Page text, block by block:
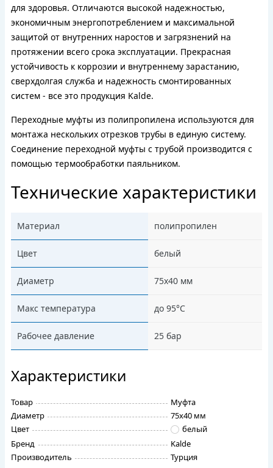
для здоровья. Отличаются высокой надежностью,
экономичным энергопотреблением и максимальной
защитой от внутренних наростов и загрязнений на
протяжении всего срока эксплуатации. Прекрасная
устойчивость к коррозии и внутреннему зарастанию,
сверхдолгая служба и надежность смонтированных
систем - все это продукция Kalde.
Переходные муфты из полипропилена используются для
монтажа нескольких отрезков трубы в единую систему.
Соединение переходной муфты с трубой производится с
помощью термообработки паяльником.
Технические характеристики
Материал полипропилен
Цвет белый
Диаметр 75x40 мм
Макс температура до 95°C
Рабочее давление 25 бар
Характеристики
Товар
Муфта
Диаметр
75х40 мм
Цвет
белый
Бренд
Kalde
Производитель
Турция